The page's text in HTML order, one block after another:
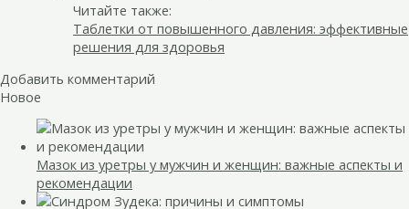
Читайте также:
Таблетки от повышенного давления: эффективные
решения для здоровья
Добавить комментарий
Новое
Мазок из уретры у мужчин и женщин: важные аспекты и
рекомендации